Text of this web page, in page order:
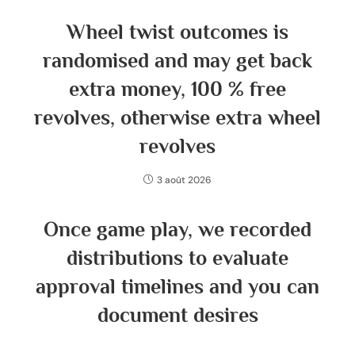
Wheel twist outcomes is
randomised and may get back
extra money, 100 % free
revolves, otherwise extra wheel
revolves
3 août 2026
Once game play, we recorded
distributions to evaluate
approval timelines and you can
document desires